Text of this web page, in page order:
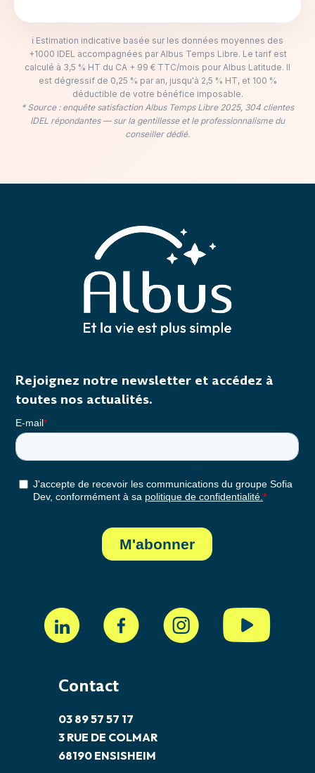
ℹ️ Estimation indicative basée sur les données moyennes des
+1000 IDEL accompagnées par Albus Temps Libre. Le tarif est
calculé à 3,5 % HT du CA + 99 € TTC/mois pour Albus Latitude. Il
est dégressif de 0,25 % par an, jusqu'à 2,5 % HT, et 100 %
déductible de votre bénéfice imposable.
* Source : enquête satisfaction Albus Temps Libre 2025, 304 clientes
IDEL répondantes — sur la gentillesse et le professionnalisme du
conseiller dédié.
Contact
03 89 57 57 17
3 RUE DE COLMAR
68190 ENSISHEIM
Rejoignez notre newsletter et accédez à
toutes nos actualités.